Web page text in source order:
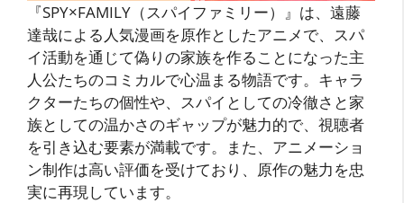
『SPY×FAMILY（スパイファミリー）』は、遠藤
達哉による人気漫画を原作としたアニメで、スパ
イ活動を通じて偽りの家族を作ることになった主
人公たちのコミカルで心温まる物語です。キャラ
クターたちの個性や、スパイとしての冷徹さと家
族としての温かさのギャップが魅力的で、視聴者
を引き込む要素が満載です。また、アニメーショ
ン制作は高い評価を受けており、原作の魅力を忠
実に再現しています。